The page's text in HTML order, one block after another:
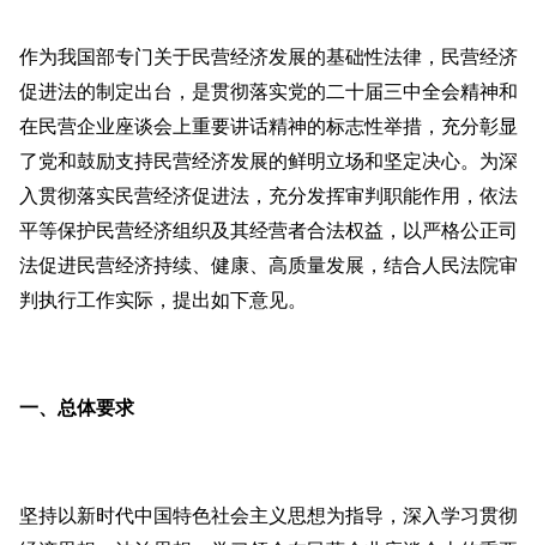
作为我国部专门关于民营经济发展的基础性法律，民营经济
促进法的制定出台，是贯彻落实党的二十届三中全会精神和
在民营企业座谈会上重要讲话精神的标志性举措，充分彰显
了党和鼓励支持民营经济发展的鲜明立场和坚定决心。为深
入贯彻落实民营经济促进法，充分发挥审判职能作用，依法
平等保护民营经济组织及其经营者合法权益，以严格公正司
法促进民营经济持续、健康、高质量发展，结合人民法院审
判执行工作实际，提出如下意见。
一、总体要求
坚持以新时代中国特色社会主义思想为指导，深入学习贯彻